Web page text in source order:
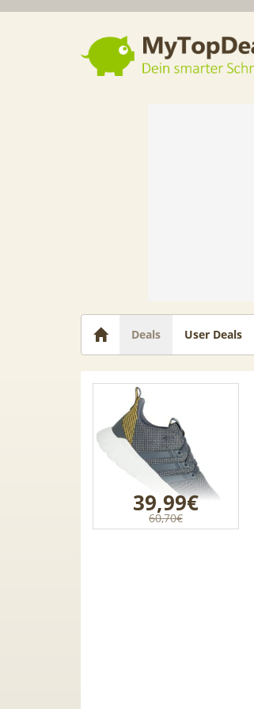
Dein smarter Schnäppchenberater
Deals User Deals
39,99€
60,70€
50€ Wechselbonus! 🎉